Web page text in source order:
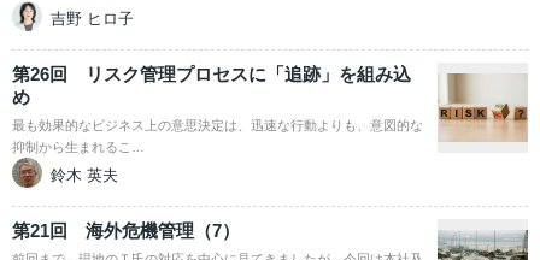
吉野 ヒロ子
第26回 リスク管理プロセスに「追跡」を組み込
め
最も効果的なビジネス上の意思決定は、迅速な行動よりも、意図的な
抑制から生まれるこ…
鈴木 英夫
第21回 海外危機管理（7）